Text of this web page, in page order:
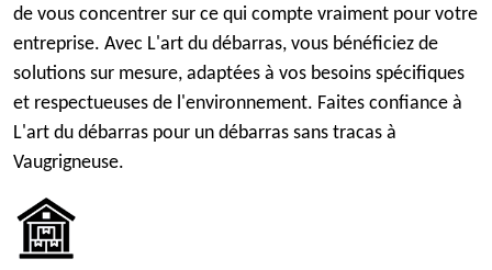
de vous concentrer sur ce qui compte vraiment pour votre
entreprise. Avec L'art du débarras, vous bénéficiez de
solutions sur mesure, adaptées à vos besoins spécifiques
et respectueuses de l'environnement. Faites confiance à
L'art du débarras pour un débarras sans tracas à
Vaugrigneuse.